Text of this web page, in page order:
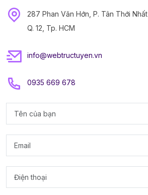
287 Phan Văn Hớn, P. Tân Thới Nhất
Q. 12, Tp. HCM
info@webtructuyen.vn
0935 669 678